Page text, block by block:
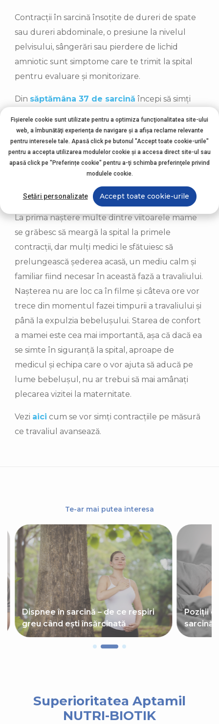
Contracții în sarcină însoțite de dureri de spate
sau dureri abdominale, o presiune la nivelul
pelvisului, sângerări sau pierdere de lichid
amniotic sunt simptome care te trimit la spital
pentru evaluare și monitorizare.
Din săptămâna 37 de sarcină începi să simți
corpul începe pregătirea pentru travaliu și
naștere.
Contracțiile se vor simți mai întâi ca niște crampe
dureroase, mai degrabă neplăcute.
La prima naștere multe dintre viitoarele mame
se grăbesc să meargă la spital la primele
contracții, dar mulți medici le sfătuiesc să
prelungească șederea acasă, un mediu calm și
familiar fiind necesar în această fază a travaliului.
Nașterea nu are loc ca în filme și câteva ore vor
trece din momentul fazei timpurii a travaliului și
până la expulzia bebelușului. Starea de confort
a mamei este cea mai importantă, așa că dacă ea
se simte în siguranță la spital, aproape de
medicul și echipa care o vor ajuta să aducă pe
lume bebelușul, nu ar trebui să mai amânați
plecarea vizitei la maternitate.
Vezi aici cum se vor simți contracțiile pe măsură
ce travaliul avansează.
Te-ar mai putea interesa
Dispnee în sarcină – de ce respiri
greu când ești însărcinată
Poziții
sarcină
Superioritatea Aptamil
NUTRI-BIOTIK
Fișierele cookie sunt utilizate pentru a optimiza funcţionalitatea site-ului
web, a îmbunătăţi experienţa de navigare şi a afişa reclame relevante
pentru interesele tale. Apasă click pe butonul "Accept toate cookie-urile"
pentru a accepta utilizarea modulelor cookie şi a accesa direct site-ul sau
apasă click pe "Preferințe cookie" pentru a-ţi schimba preferinţele privind
modulele cookie.
Setări personalizate Accept toate cookie-urile